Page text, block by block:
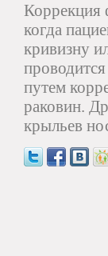
Коррекция
когда
кривизну
путем
раковин.
крыльев